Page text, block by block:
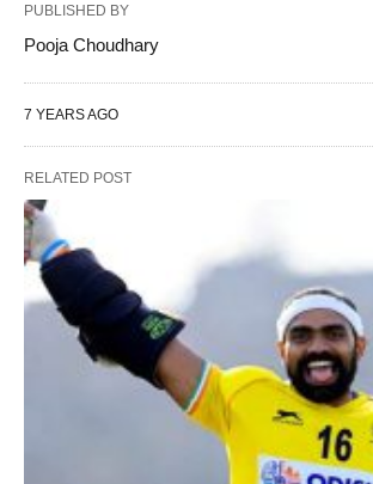
PUBLISHED BY
Pooja Choudhary
7 YEARS AGO
RELATED POST